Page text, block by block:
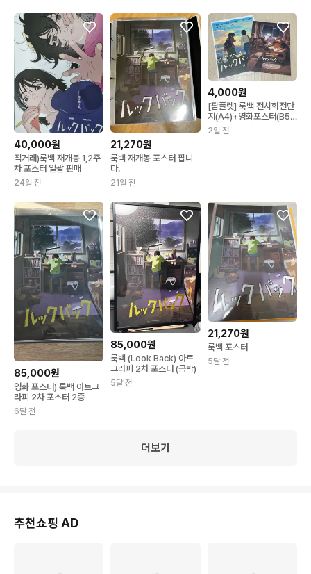
40,000원
직거래)룩백 재개봉 1,2주
차 포스터 일괄 판매
24일 전
21,270원
룩백 재개봉 포스터 팝니
다.
21일 전
4,000원
[팜플렛] 룩백 전시회전단
지(A4)+영화포스터(B5)
(번개톡 부탁드립니다
2일 전
85,000원
영화 포스터) 룩백 아트그
라피 2차 포스터 2종
6달 전
85,000원
룩백 (Look Back) 아트
그라피 2차 포스터 (금박)
5달 전
21,270원
룩백 포스터
5달 전
더보기
추천쇼핑 AD